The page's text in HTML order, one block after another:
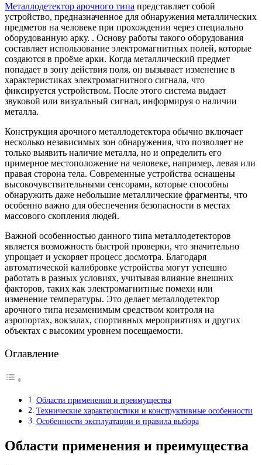
Металлодетектор арочного типа представляет собой
устройство, предназначенное для обнаружения металлических
предметов на человеке при прохождении через специально
оборудованную арку. . Основу работы такого оборудования
составляет использование электромагнитных полей, которые
создаются в проёме арки. Когда металлический предмет
попадает в зону действия поля, он вызывает изменение в
характеристиках электромагнитного сигнала, что
фиксируется устройством. После этого система выдает
звуковой или визуальный сигнал, информируя о наличии
металла.
Конструкция арочного металлодетектора обычно включает
несколько независимых зон обнаружения, что позволяет не
только выявить наличие металла, но и определить его
примерное местоположение на человеке, например, левая или
правая сторона тела. Современные устройства оснащены
высокочувствительными сенсорами, которые способны
обнаружить даже небольшие металлические фрагменты, что
особенно важно для обеспечения безопасности в местах
массового скопления людей.
Важной особенностью данного типа металлодетекторов
является возможность быстрой проверки, что значительно
упрощает и ускоряет процесс досмотра. Благодаря
автоматической калибровке устройства могут успешно
работать в разных условиях, учитывая влияние внешних
факторов, таких как электромагнитные помехи или
изменение температуры. Это делает металлодетектор
арочного типа незаменимым средством контроля на
аэропортах, вокзалах, спортивных мероприятиях и других
объектах с высоким уровнем посещаемости.
Оглавление
Области применения и преимущества
Технические характеристики и конструктивные особенности
Особенности эксплуатации и правила выбора
Области применения и преимущества